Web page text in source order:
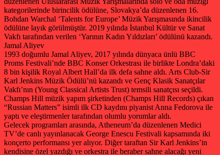
kategorilerinde birincilik ödülüne, Slovakya’da düzenlenen 16.
Bohdan Warchal ‘Talents for Europe’ Müzik Yarışmasında ikincilik
ödülüne layık görülmüştür. 2019 yılında İstanbul Kültür ve Sanat
Vakfı tarafından verilen ‘Yarının Kadın Yıldızları’ ödülünü kazandı.
Jamal Aliyev
1993 doğumlu Jamal Aliyev, 2017 yılında dünyaca ünlü BBC
Proms Festivali’nde BBC Konser Orkestrası ile birlikte Londra’daki
8 bin kişilik Royal Albert Hall’da ilk defa sahne aldı. Arts Club-Sir
Karl Jenkins Müzik Ödülü’nü kazandı ve Genç Klasik Sanatçılar
Vakfı’nın (Young Classical Artists Trust) temsili sanatçısı seçildi.
Champs Hill müzik yapım şirketinden (Champs Hill Records) çıkan
“Russian Matters” isimli ilk CD kaydını piyanist Anna Fedorova ile
yaptı ve eleştirmenler tarafından olumlu yorumlar aldı.
Gelecek programları arasında, Atheneum’da düzenlenen Medici
TV’de canlı yayınlanacak George Enescu Festivali kapsamında iki
konçerto performansı yer alıyor. Diğer taraftan Sir Karl Jenkins’in
kendisine özel yazdığı ve orkestra ile beraber sahne alacağı yeni